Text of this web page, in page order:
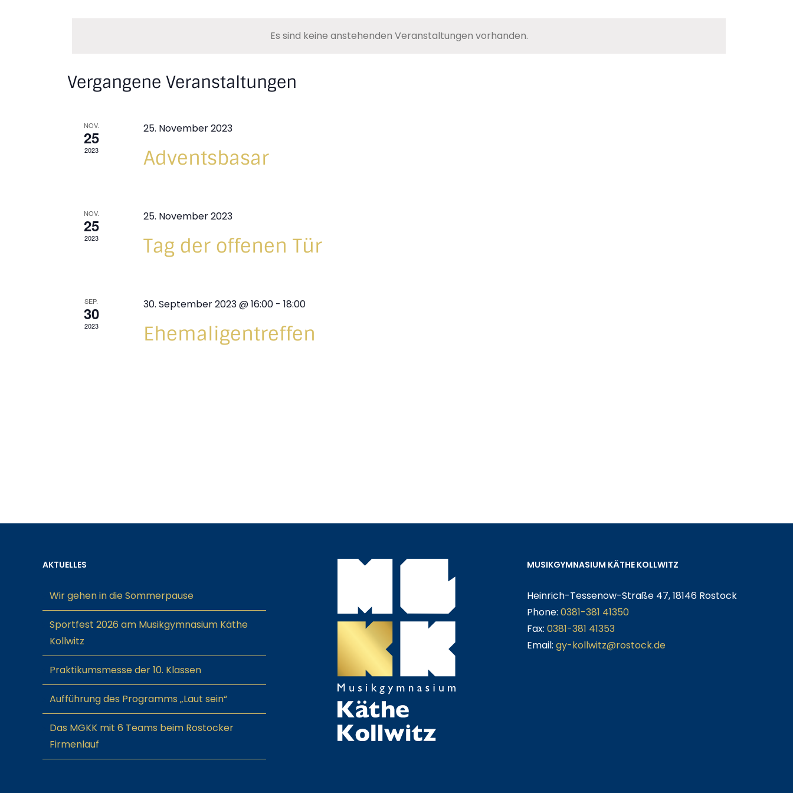
Es sind keine anstehenden Veranstaltungen vorhanden.
Kalender
Vergangene Veranstaltungen
NOV.
25
2023
25. November 2023
Adventsbasar
NOV.
25
2023
25. November 2023
Tag der offenen Tür
SEP.
30
2023
30. September 2023 @ 16:00 -18:00
Ehemaligentreffen
AKTUELLES
Wir gehen in die Sommerpause
Sportfest 2026 am Musikgymnasium Käthe
Kollwitz
Praktikumsmesse der 10. Klassen
Aufführung des Programms „Laut sein“
Das MGKK mit 6 Teams beim Rostocker
Firmenlauf
MUSIKGYMNASIUM KÄTHE KOLLWITZ
Heinrich-Tessenow-Straße 47, 18146 Rostock
Phone:0381-381 41350
Fax:0381-381 41353
Email:gy-kollwitz@rostock.de